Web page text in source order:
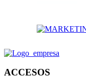
ACCESOS